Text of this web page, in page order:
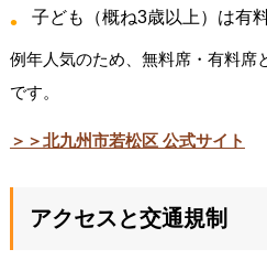
子ども（概ね3歳以上）は有
例年人気のため、無料席・有料席
です。
＞＞北九州市若松区 公式サイト
アクセスと交通規制